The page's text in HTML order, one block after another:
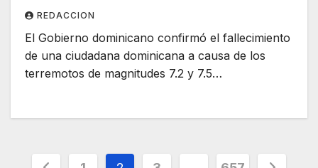
REDACCION
El Gobierno dominicano confirmó el fallecimiento
de una ciudadana dominicana a causa de los
terremotos de magnitudes 7.2 y 7.5…